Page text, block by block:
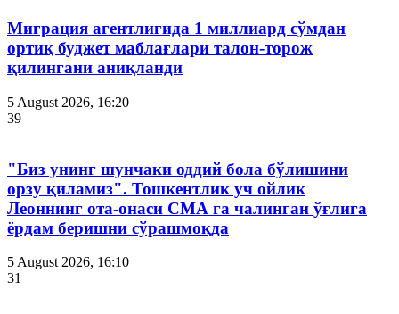
Миграция агентлигида 1 миллиард сўмдан
ортиқ буджет маблағлари талон-торож
қилингани аниқланди
5 August 2026, 16:20
39
"Биз унинг шунчаки оддий бола бўлишини
орзу қиламиз". Тошкентлик уч ойлик
Леоннинг ота-онаси СМА га чалинган ўғлига
ёрдам беришни сўрашмоқда
5 August 2026, 16:10
31